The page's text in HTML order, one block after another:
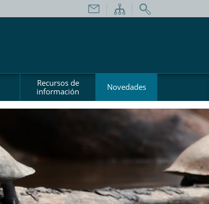
Recursos de
información
Novedades